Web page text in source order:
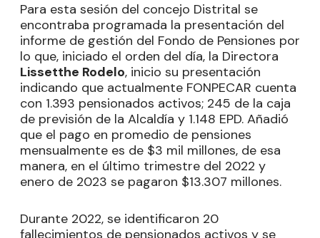
Para esta sesión del concejo Distrital se
encontraba programada la presentación del
informe de gestión del Fondo de Pensiones por
lo que, iniciado el orden del día, la Directora
Lissetthe Rodelo, inicio su presentación
indicando que actualmente FONPECAR cuenta
con 1.393 pensionados activos; 245 de la caja
de previsión de la Alcaldía y 1.148 EPD. Añadió
que el pago en promedio de pensiones
mensualmente es de $3 mil millones, de esa
manera, en el último trimestre del 2022 y
enero de 2023 se pagaron $13.307 millones.
Durante 2022, se identificaron 20
fallecimientos de pensionados activos y se